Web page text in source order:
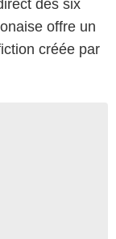
des six
offre un
créée par